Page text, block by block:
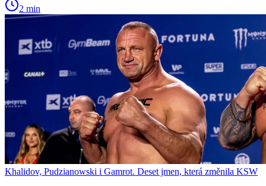
2 min
Khalidov, Pudzianowski i Gamrot. Deset jmen, která změnila KSW